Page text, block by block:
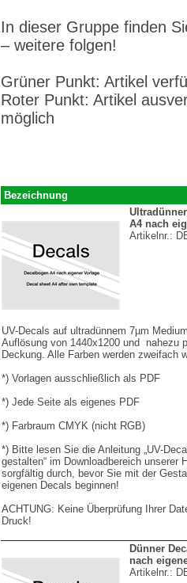
In dieser Gruppe finden
– weitere folgen!
Grüner Punkt: Artikel
Roter Punkt: Artikel
möglich
Bezeichnung
A4 nach
Artikelnr.:
UV-Decals auf ultradünnem 7µm
Auflösung von 1440x1200 und nahezu
Deckung. Alle Farben werden zweifach
*) Vorlagen ausschließlich als PDF
*) Jede Seite als eigenes PDF
*) Farbraum CMYK (nicht RGB)
*) Bitte lesen Sie die Anleitung „UV-
gestalten“ im Downloadbereich unserer
sorgfältig durch, bevor Sie mit der
eigenen Decals beginnen!
ACHTUNG: Keine Überprüfung Ihrer
Druck!
Dünner
nach
Artikelnr.: